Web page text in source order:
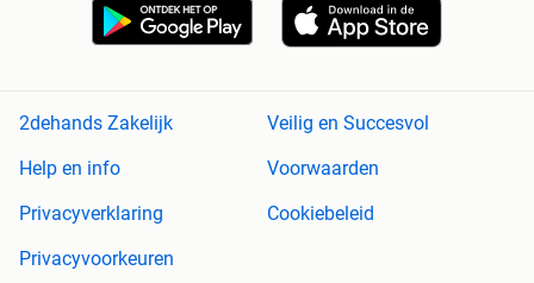
2dehands Zakelijk
Veilig en Succesvol
Help en info
Voorwaarden
Privacyverklaring
Cookiebeleid
Privacyvoorkeuren